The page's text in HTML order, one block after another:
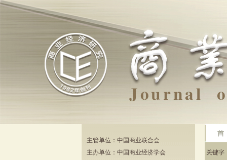
主管单位：中国商业联合会
主办单位：中国商业经济学会
关键字